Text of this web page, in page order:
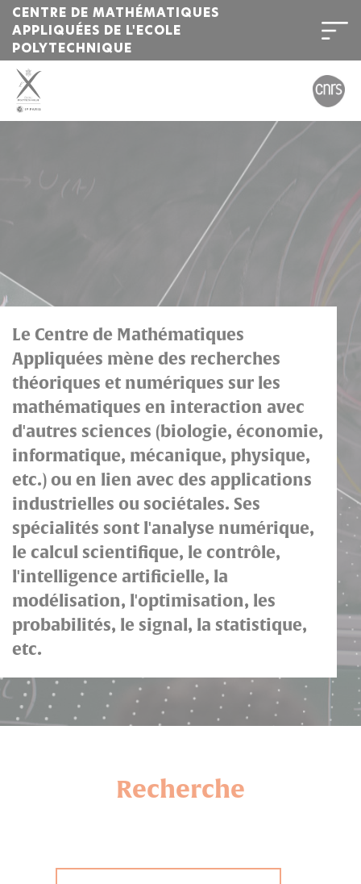
CENTRE DE MATHÉMATIQUES
APPLIQUÉES DE L'ECOLE
POLYTECHNIQUE
Polytechnique
de
Paris
Le Centre de Mathématiques
Appliquées mène des recherches
théoriques et numériques sur les
mathématiques en interaction avec
d'autres sciences (biologie, économie,
informatique, mécanique, physique,
etc.) ou en lien avec des applications
industrielles ou sociétales. Ses
spécialités sont l'analyse numérique,
le calcul scientifique, le contrôle,
l'intelligence artificielle, la
modélisation, l'optimisation, les
probabilités, le signal, la statistique,
etc.
Recherche